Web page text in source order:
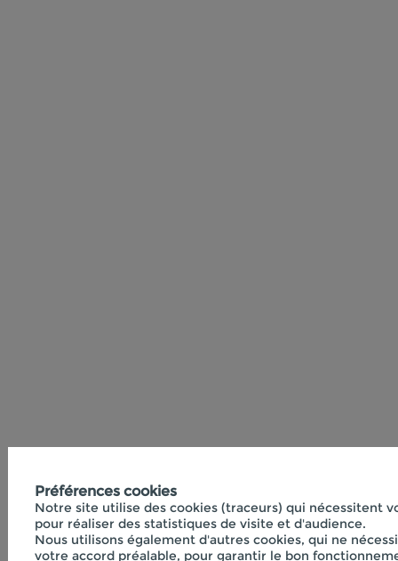
Préférences cookies
Notre site utilise des cookies (traceurs) qui nécessitent
pour réaliser des statistiques de visite et d'audience.
Nous utilisons également d'autres cookies, qui ne
votre accord préalable, pour garantir le bon